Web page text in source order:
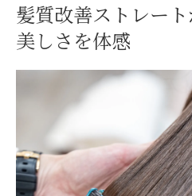
美容室だから叶う
美容室で叶えるダメージ
美容室が実現する
美容室で髪質改善
髪にやさしい美容
美容室だからできる
ダメージを抑える
髪質改善ストレー
美しさを体感